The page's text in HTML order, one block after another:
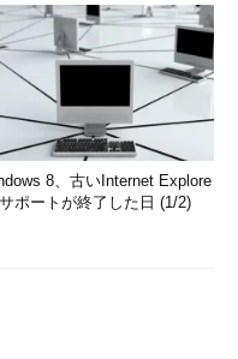
8、古いInternet Explore
ポートが終了した日 (1/2)